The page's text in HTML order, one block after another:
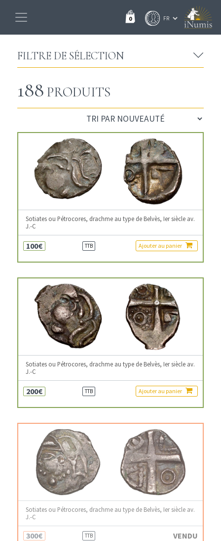
0
FILTRE DE SÉLECTION
188 PRODUITS
Sotiates ou Pétrocores, drachme au type de Belvès, Ier siècle av.
J.-C
100€ TTB Ajouter au panier
Sotiates ou Pétrocores, drachme au type de Belvès, Ier siècle av.
J.-C
200€ TTB Ajouter au panier
Sotiates ou Pétrocores, drachme au type de Belvès, Ier siècle av.
J.-C
300€ TTB VENDU